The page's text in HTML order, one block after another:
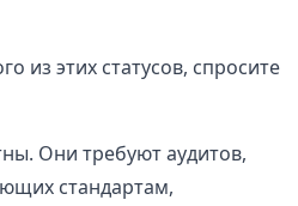
из этих статусов, спросите
Они требуют аудитов,
стандартам,